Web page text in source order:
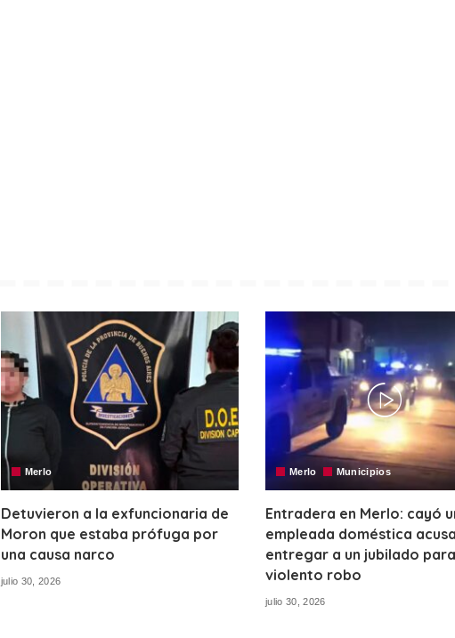
Merlo
Detuvieron a la exfuncionaria de
Moron que estaba prófuga por
una causa narco
julio 30, 2026
Merlo Municipios
Entradera en Merlo: cayó
empleada doméstica
entregar a un jubilado
violento robo
julio 30, 2026